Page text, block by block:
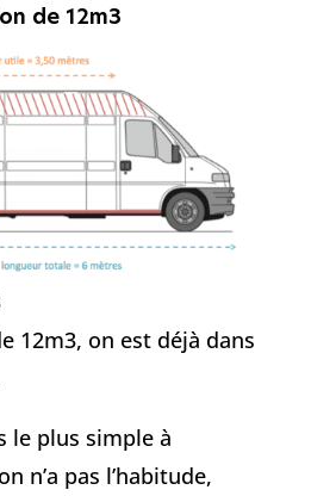
de 12m3
12m3, on est déjà dans
le plus simple à
n’a pas l’habitude,